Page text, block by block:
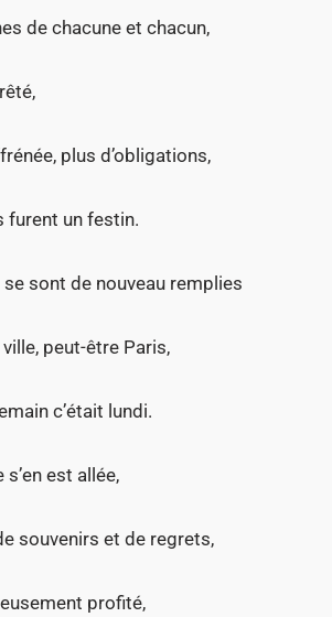
de chacune et chacun,
plus d’obligations,
furent un festin.
sont de nouveau remplies
peut-être Paris,
c’était lundi.
est allée,
souvenirs et de regrets,
profité,